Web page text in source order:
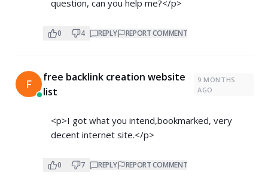
question, can you help me?</p>
0 4 REPLY REPORT COMMENT
F
free backlink creation website
list
9 MONTHS
AGO
<p>I got what you intend,bookmarked, very
decent internet site.</p>
0 7 REPLY REPORT COMMENT